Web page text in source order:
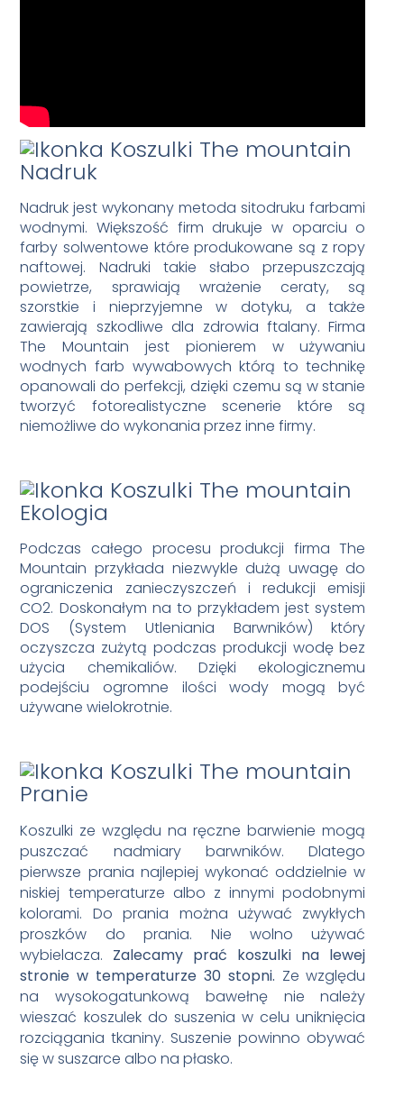
Nadruk
Nadruk jest wykonany metoda sitodruku farbami
wodnymi. Większość firm drukuje w oparciu o
farby solwentowe które produkowane są z ropy
naftowej. Nadruki takie słabo przepuszczają
powietrze, sprawiają wrażenie ceraty, są
szorstkie i nieprzyjemne w dotyku, a także
zawierają szkodliwe dla zdrowia ftalany. Firma
The Mountain jest pionierem w używaniu
wodnych farb wywabowych którą to technikę
opanowali do perfekcji, dzięki czemu są w stanie
tworzyć fotorealistyczne scenerie które są
niemożliwe do wykonania przez inne firmy.
Ekologia
Podczas całego procesu produkcji firma The
Mountain przykłada niezwykle dużą uwagę do
ograniczenia zanieczyszczeń i redukcji emisji
CO2. Doskonałym na to przykładem jest system
DOS (System Utleniania Barwników) który
oczyszcza zużytą podczas produkcji wodę bez
użycia chemikaliów. Dzięki ekologicznemu
podejściu ogromne ilości wody mogą być
używane wielokrotnie.
Pranie
Koszulki ze względu na ręczne barwienie mogą
puszczać nadmiary barwników. Dlatego
pierwsze prania najlepiej wykonać oddzielnie w
niskiej temperaturze albo z innymi podobnymi
kolorami. Do prania można używać zwykłych
proszków do prania. Nie wolno używać
wybielacza. Zalecamy prać koszulki na lewej
stronie w temperaturze 30 stopni. Ze względu
na wysokogatunkową bawełnę nie należy
wieszać koszulek do suszenia w celu uniknięcia
rozciągania tkaniny. Suszenie powinno obywać
się w suszarce albo na płasko.